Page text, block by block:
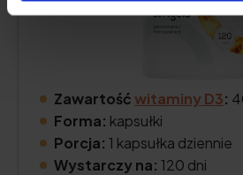
Zawartośćwitaminy D3:
Forma: kapsułki
Porcja: 1 kapsułka dziennie
Wystarczy na: 120 dni